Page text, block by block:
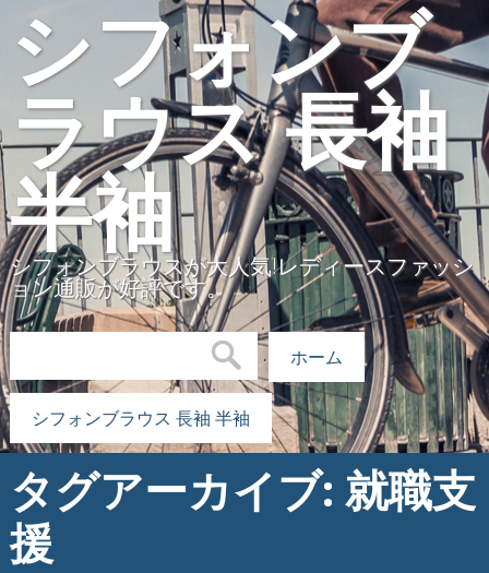
シフォンブ
ラウス 長袖
半袖
シフォンブラウスが大人気!レディースファッシ
ョン通販が好評です。
検索:
ホーム
シフォンブラウス 長袖 半袖
タグアーカイブ: 就職支
援